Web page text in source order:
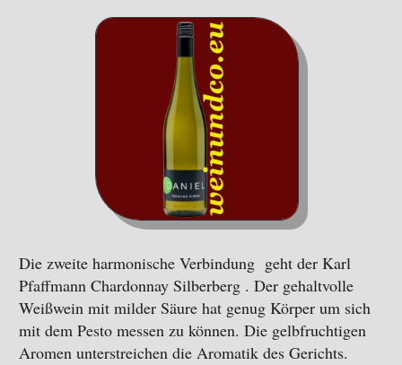
Die zweite harmonische Verbindung geht der Karl
Pfaffmann Chardonnay Silberberg . Der gehaltvolle
Weißwein mit milder Säure hat genug Körper um sich
mit dem Pesto messen zu können. Die gelbfruchtigen
Aromen unterstreichen die Aromatik des Gerichts.